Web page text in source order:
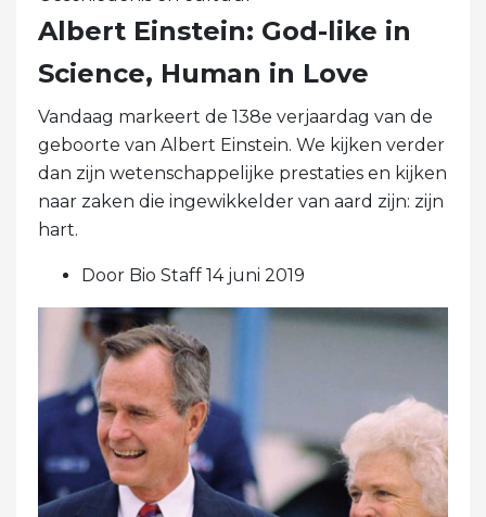
Albert Einstein: God-like in
Science, Human in Love
Vandaag markeert de 138e verjaardag van de
geboorte van Albert Einstein. We kijken verder
dan zijn wetenschappelijke prestaties en kijken
naar zaken die ingewikkelder van aard zijn: zijn
hart.
Door Bio Staff 14 juni 2019